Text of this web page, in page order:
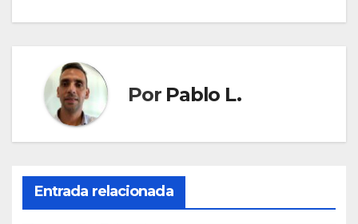
Por Pablo L.
Entrada relacionada